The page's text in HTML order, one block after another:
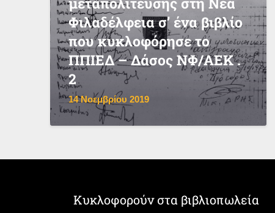
Φιλαδέλφεια σ’ ένα βιβλίο
που κυκλοφόρησε το
ΠΠΙΕΔ – Δάσος ΝΦ/ΑΕΚ .
2
14 Νοεμβρίου 2019
Κυκλοφορούν στα βιβλιοπωλεία